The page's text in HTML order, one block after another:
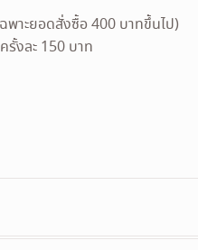
พาะยอดสั่งซื้อ 400 บาทขึ้นไป)
รั้งละ 150 บาท